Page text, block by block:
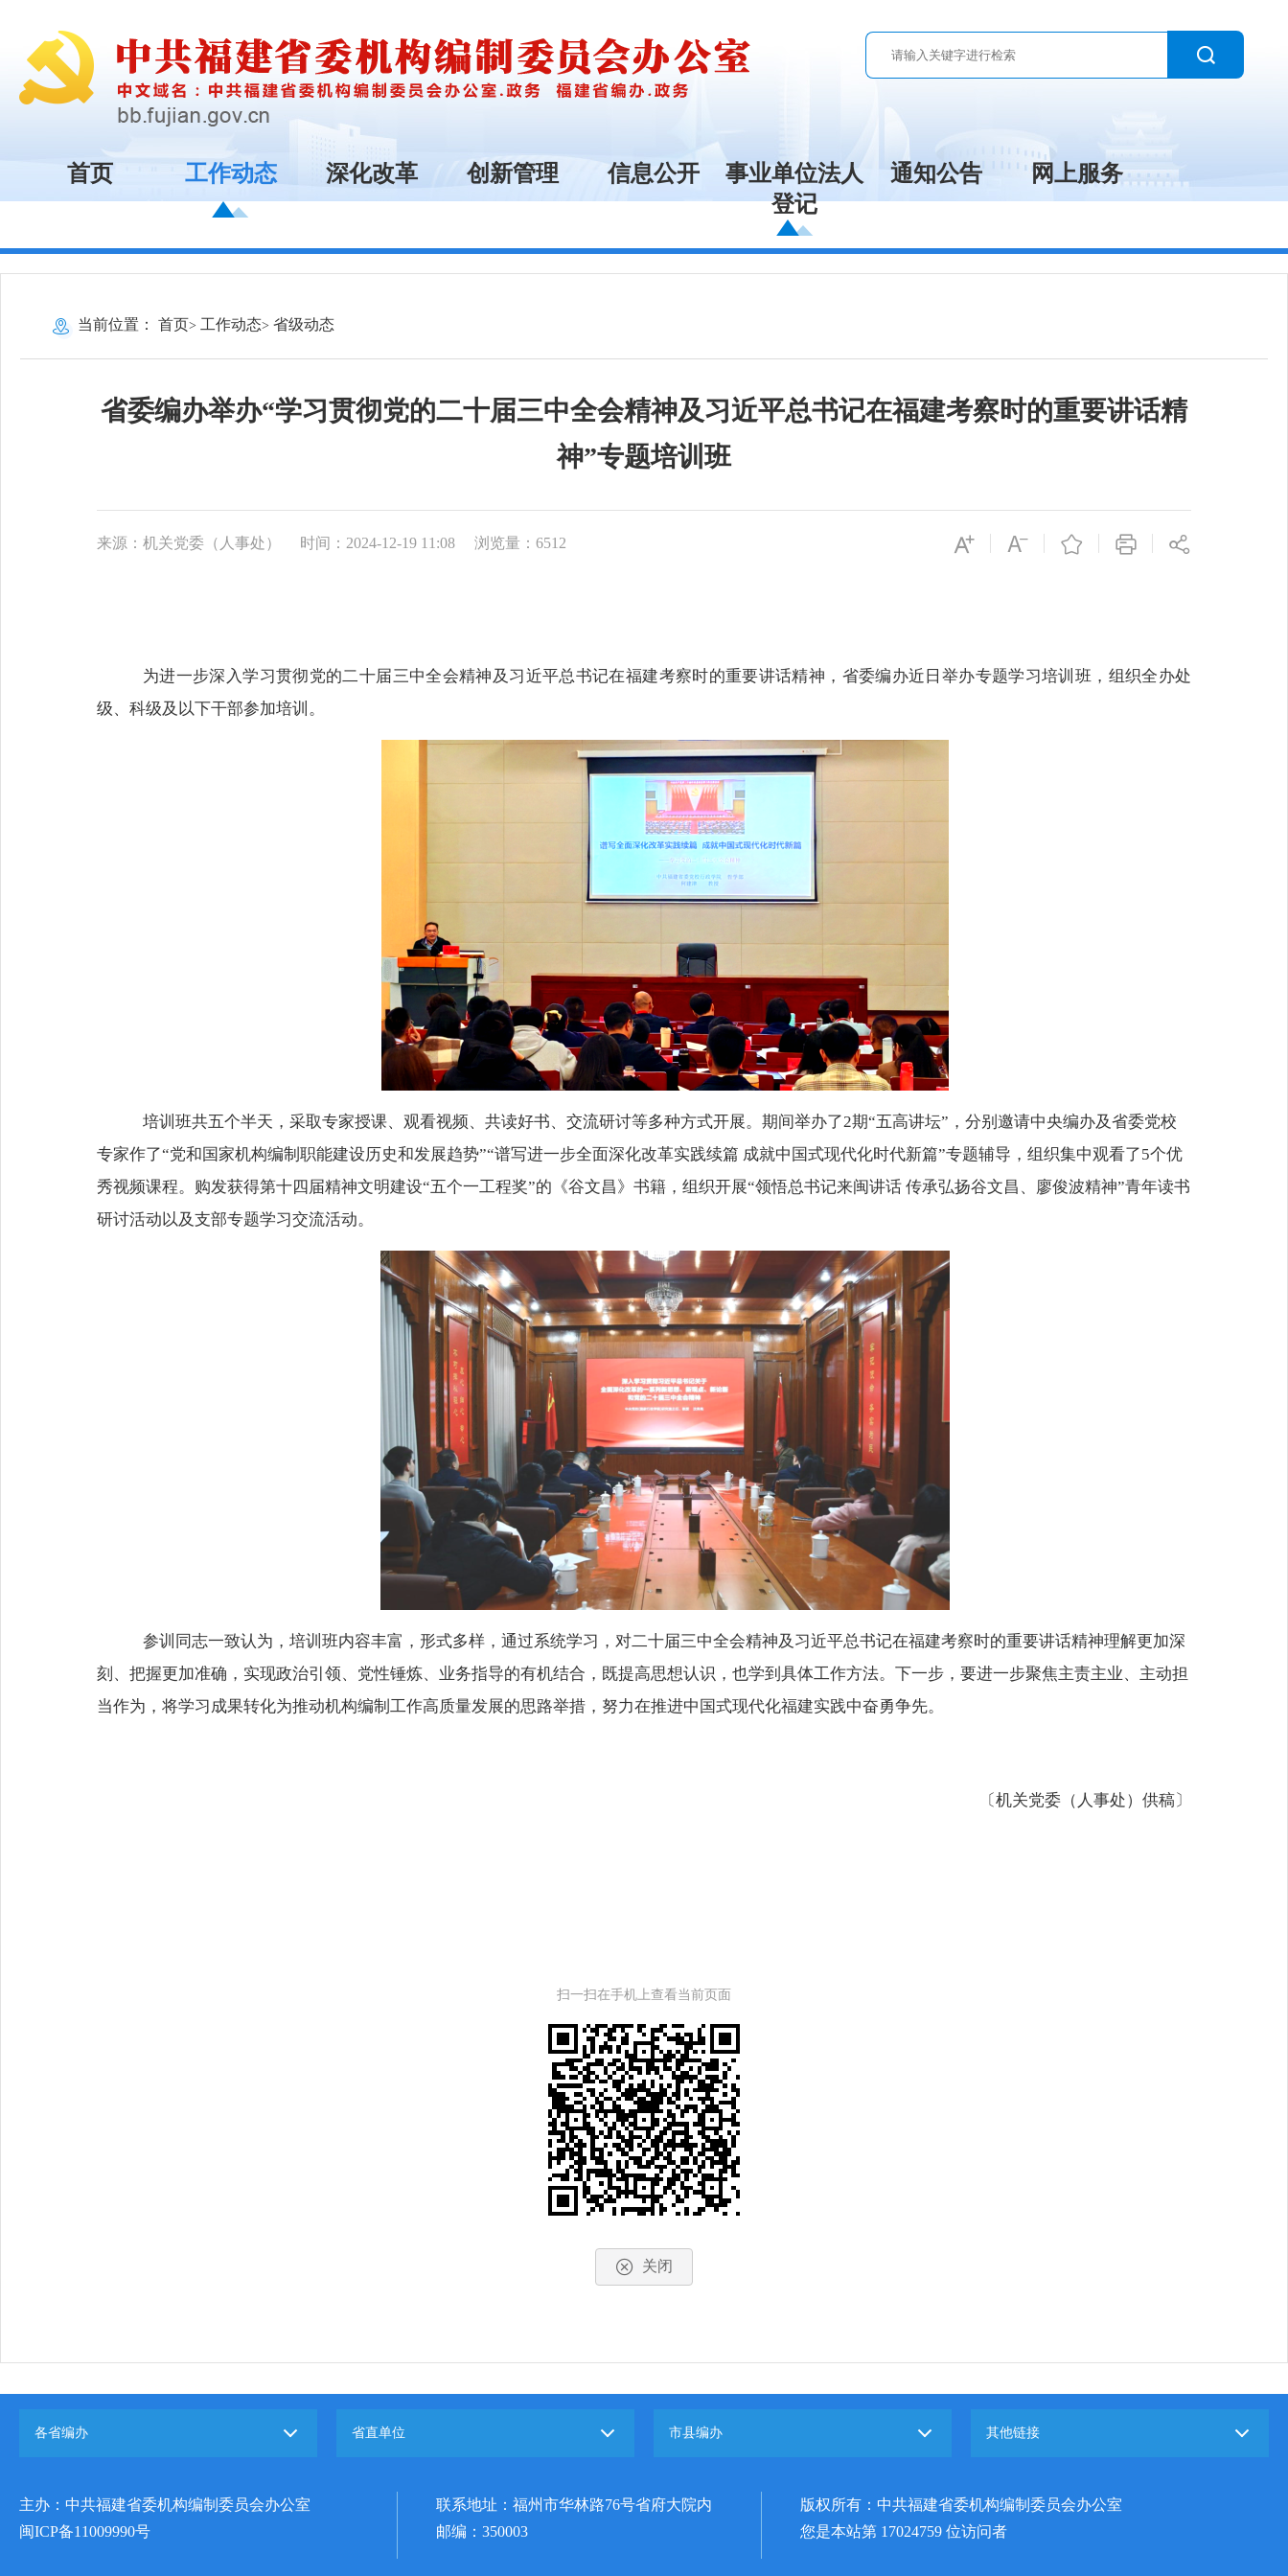
首页 工作动态 深化改革 创新管理 信息公开
事业单位法人
登记
通知公告 网上服务
当前位置： 首页 工作动态 省级动态
省委编办举办“学习贯彻党的二十届三中全会精神及习近平总书记在福建考察时的重要讲话精
神”专题培训班
来源：机关党委（人事处） 时间：2024-12-19 11:08 浏览量： 6512
为进一步深入学习贯彻党的二十届三中全会精神及习近平总书记在福建考察时的重要讲话精神， 省委编办近日举办专题学习培训 班， 组织全办处
级、科级及以下干部参加培训。
培训班共五个半天，采取专家授课、 观看视频、 共读好书、交流研讨等多种方式开展。 期间举办了2期“五高讲坛”，分别邀请中央编办及省委党校
专家作了“党和国家机构编制职能建设历史和发展趋势”“谱写进一步全面深化改革实践续篇 成就中国式现代化时代新篇”专题辅导，组织集中观看了5个优
秀视频课程。购发获得第十四届精神文明建设“五个一工程奖”的《谷文昌》书籍，组织开展“领悟总书记来闽讲话 传承弘扬谷文昌、廖俊波精神”青年读书
研讨活动以及支部专题学习交流活动。
参训同志一致认为， 培训班内容丰富，形式多样，通过系统学习，对二十届三中全会精神及习近平总书记在福建考察时的重要讲话精神理解更加深
刻、把握更加准确， 实现政治引领、党性锤炼、业务指导的有机结合 ， 既提高思想认识，也学到具体工作方法。下一步，要进一步聚焦主责主业、主动担
当作为， 将学习成果转化为推动机构编制工作高质量发展的思路举措， 努力在推进中国式现代化福建实践中奋勇争先。
〔机关党委（人事处）供稿〕
扫一扫在手机上查看当前页面
关闭
各省编办 省直单位 市县编办 其他链接
主办：中共福建省委机构编制委员会办公室
闽ICP备11009990号
联系地址：福州市华林路76号省府大院内
邮编：350003
版权所有：中共福建省委机构编制委员会办公室
您是本站第 17024759位访问者